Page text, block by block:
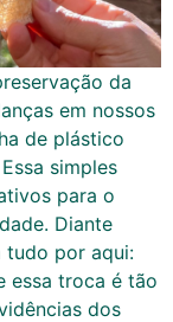
da
em nossos
de plástico
simples
para o
Diante
tudo por aqui:
essa troca é tão
dos